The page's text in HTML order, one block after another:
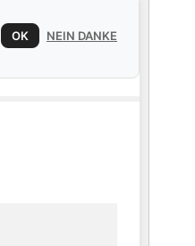
OK NEIN DANKE